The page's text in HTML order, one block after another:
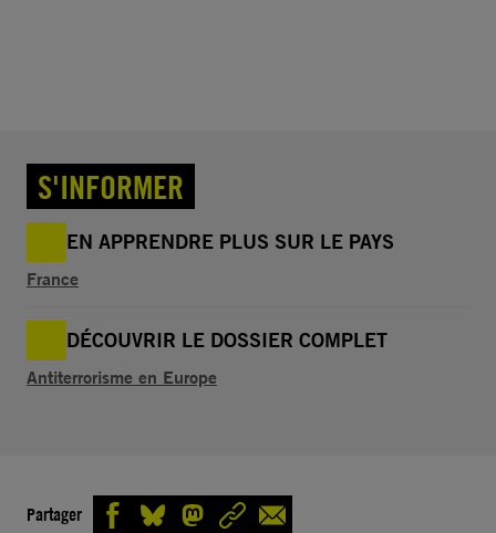
S'INFORMER
EN APPRENDRE PLUS SUR LE PAYS
France
DÉCOUVRIR LE DOSSIER COMPLET
Antiterrorisme en Europe
Partager